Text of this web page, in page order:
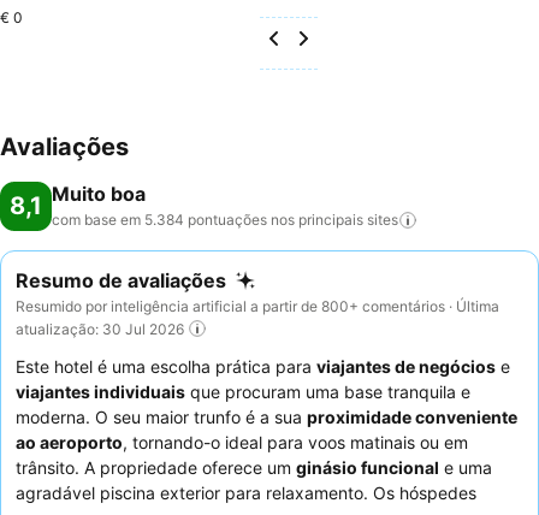
€ 0
Avaliações
8,1 Muito boa
com base em 5.384 pontuações nos principais sites
Resumo de avaliações
Resumido por inteligência artificial a partir de 800+ comentários · Última
atualização: 30 Jul 2026
Este hotel é uma escolha prática para viajantes de negócios e
viajantes individuais que procuram uma base tranquila e
moderna. O seu maior trunfo é a sua proximidade conveniente
ao aeroporto, tornando-o ideal para voos matinais ou em
trânsito. A propriedade oferece um ginásio funcional e uma
agradável piscina exterior para relaxamento. Os hóspedes